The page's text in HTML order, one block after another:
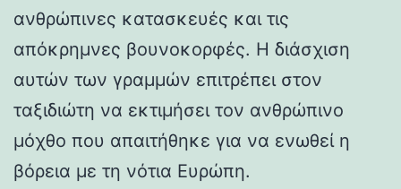
ανθρώπινες κατασκευές και τις
απόκρημνες βουνοκορφές. Η διάσχιση
αυτών των γραμμών επιτρέπει στον
ταξιδιώτη να εκτιμήσει τον ανθρώπινο
μόχθο που απαιτήθηκε για να ενωθεί η
βόρεια με τη νότια Ευρώπη.